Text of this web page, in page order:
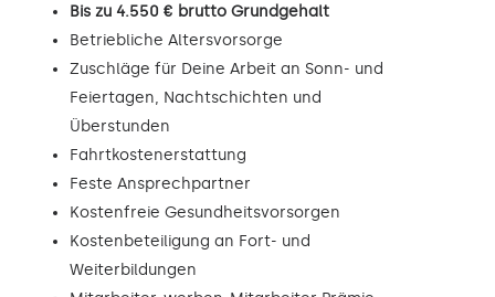
Bis zu 4.550 € brutto Grundgehalt
Betriebliche Altersvorsorge
Zuschläge für Deine Arbeit an Sonn- und
Feiertagen, Nachtschichten und
Überstunden
Fahrtkostenerstattung
Feste Ansprechpartner
Kostenfreie Gesundheitsvorsorgen
Kostenbeteiligung an Fort- und
Weiterbildungen